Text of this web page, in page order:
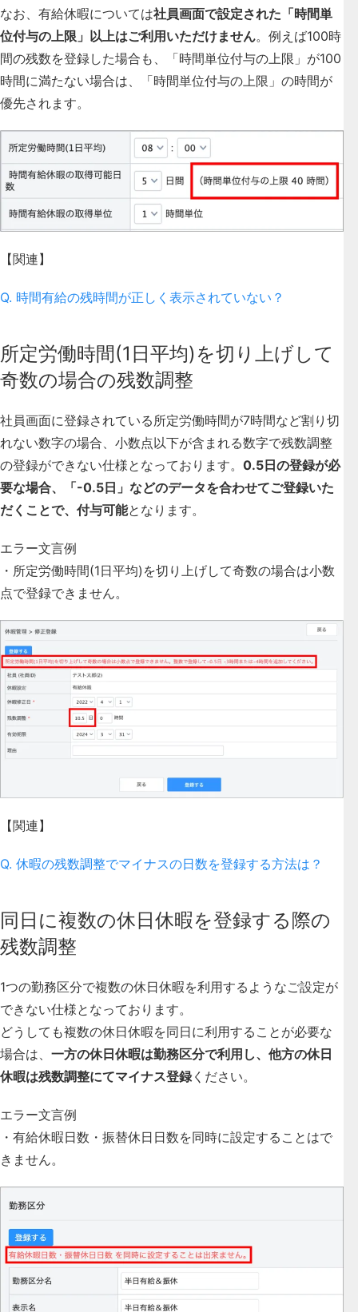
なお、有給休暇については社員画面で設定された「時間単
位付与の上限」以上はご利用いただけません。例えば100時
間の残数を登録した場合も、「時間単位付与の上限」が100
時間に満たない場合は、「時間単位付与の上限」の時間が
優先されます。
【関連】
Q. 時間有給の残時間が正しく表示されていない？
所定労働時間(1日平均)を切り上げして
奇数の場合の残数調整
社員画面に登録されている所定労働時間が7時間など割り切
れない数字の場合、小数点以下が含まれる数字で残数調整
の登録ができない仕様となっております。 0.5日の登録が必
要な場合、「-0.5日」などのデータを合わせてご登録いた
だくことで、付与可能となります。
エラー文言例
・ 所定労働時間(1日平均)を切り上げして奇数の場合は小数
点で登録できません。
【関連】
Q. 休暇の残数調整でマイナスの日数を登録する方法は？
同日に複数の休日休暇を登録する際の
残数調整
1つの勤務区分で複数の休日休暇を利用するようなご設定が
できない仕様となっております。
どうしても複数の休日休暇を同日に利用することが必要な
場合は、 一方の休日休暇は勤務区分で利用し、他方の休日
休暇は残数調整にてマイナス登録ください。
エラー文言例
・有給休暇日数・振替休日日数を同時に設定することはで
きません。